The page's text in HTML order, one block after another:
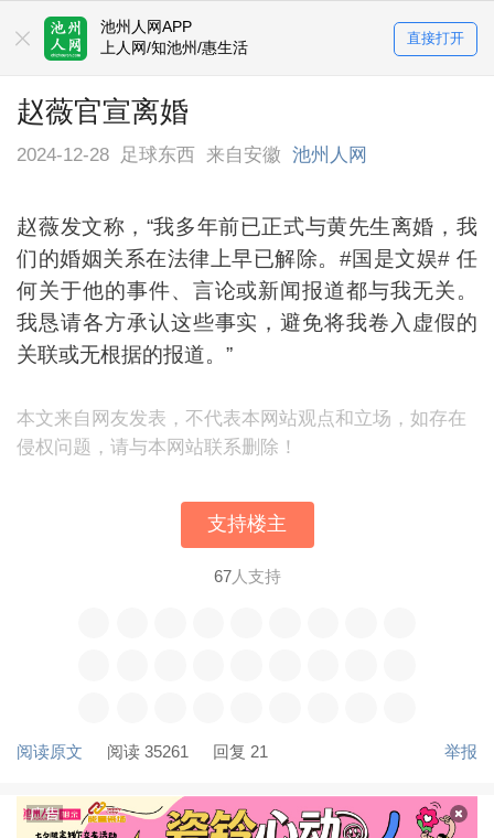
池州人网APP
上人网/知池州/惠生活
直接打开
赵薇官宣离婚
2024-12-28 足球东西 来自安徽 池州人网
赵薇发文称，“我多年前已正式与黄先生离婚，我
们的婚姻关系在法律上早已解除。#国是文娱# 任
何关于他的事件、言论或新闻报道都与我无关。
我恳请各方承认这些事实，避免将我卷入虚假的
关联或无根据的报道。”
本文来自网友发表，不代表本网站观点和立场，如存在
侵权问题，请与本网站联系删除！
支持楼主
67人支持
阅读原文 阅读 35261 回复 21 举报